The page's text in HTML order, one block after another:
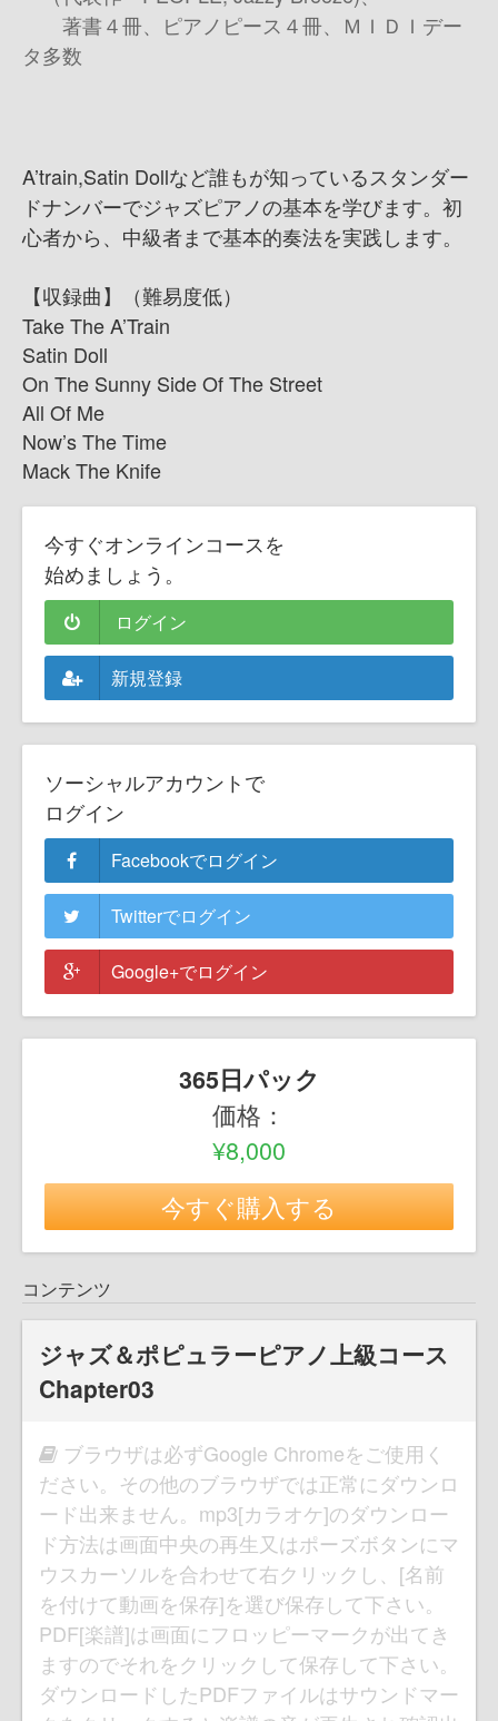
著書４冊、ピアノピース４冊、ＭＩＤＩデー
タ多数
A’train,Satin Dollなど誰もが知っているスタンダー
ドナンバーでジャズピアノの基本を学びます。初
心者から、中級者まで基本的奏法を実践します。
【収録曲】（難易度低）
Take The A’Train
Satin Doll
On The Sunny Side Of The Street
All Of Me
Now’s The Time
Mack The Knife
今すぐオンラインコースを
始めましょう。
ログイン
新規登録
ソーシャルアカウントで
ログイン
Facebookでログイン
Twitterでログイン
Google+でログイン
365日パック
価格：
¥8,000
今すぐ購入する
コンテンツ
ジャズ＆ポピュラーピアノ上級コース
Chapter03
ブラウザは必ずGoogle Chromeをご使用く
ださい。その他のブラウザでは正常にダウンロ
ード出来ません。mp3[カラオケ]のダウンロー
ド方法は画面中央の再生又はポーズボタンにマ
ウスカーソルを合わせて右クリックし、[名前
を付けて動画を保存]を選び保存して下さい。
PDF[楽譜]は画面にフロッピーマークが出てき
ますのでそれをクリックして保存して下さい。
ダウンロードしたPDFファイルはサウンドマー